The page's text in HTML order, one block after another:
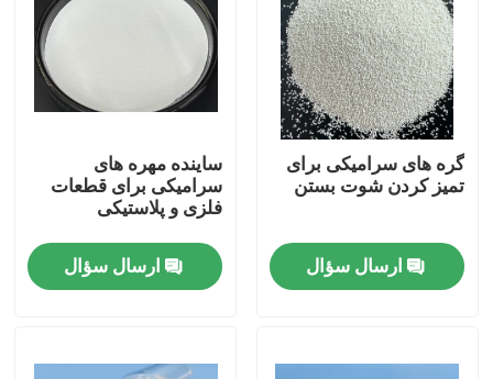
گره های سرامیکی برای
تمیز کردن شوت بستن
ارسال سؤال
ساینده مهره های
سرامیکی برای قطعات
فلزی و پلاستیکی
ارسال سؤال